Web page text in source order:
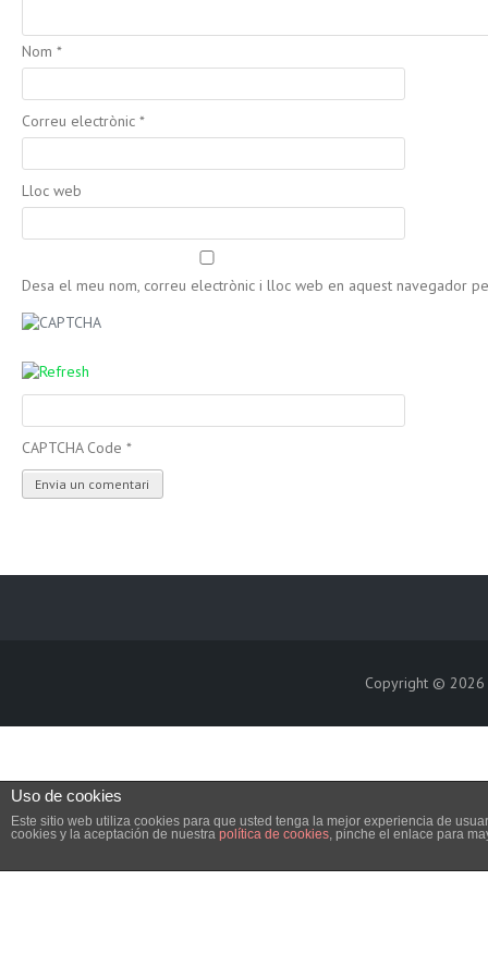
Nom *
Correu electrònic *
Lloc web
Desa el meu nom, correu electrònic i lloc web en aquest navegador
CAPTCHA Code *
Copyright © 2026
Uso de cookies
Este sitio web utiliza cookies para que usted tenga la mejor experiencia de
cookies y la aceptación de nuestra política de cookies, pinche el enlace para